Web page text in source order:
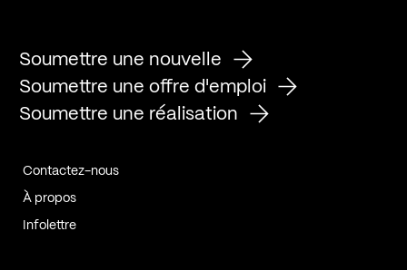
Soumettre une nouvelle
Soumettre une offre d'emploi
Soumettre une réalisation
Contactez-nous
À propos
Infolettre